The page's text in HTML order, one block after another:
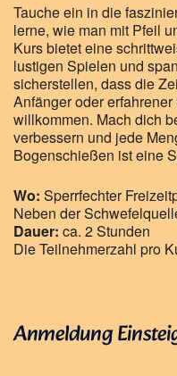
Tauche ein in die
lerne, wie man mit Pfeil
Kurs bietet eine
lustigen Spielen und
sicherstellen, dass die
Anfänger oder
willkommen. Mach dich
verbessern und jede
Bogenschießen ist eine
Wo: Sperrfechter
Neben der
Dauer: ca. 2 Stunden
Die Teilnehmerzahl pro
Anmeldung